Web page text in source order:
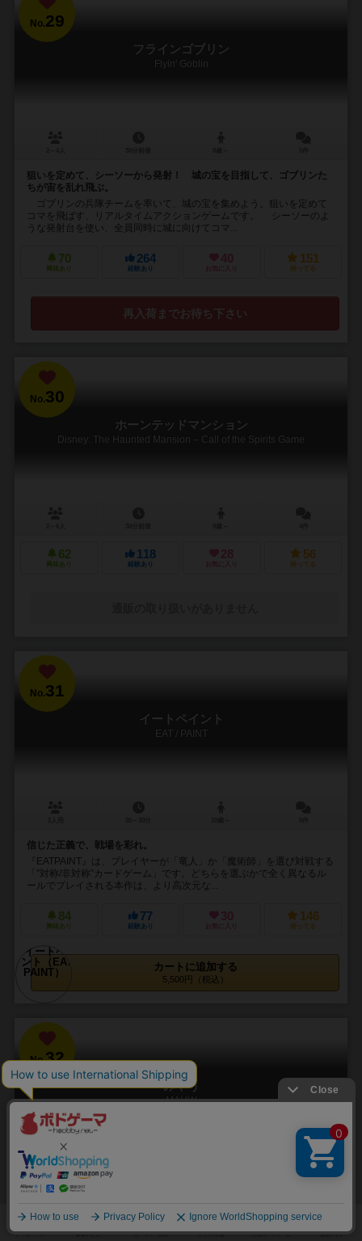
No.29
フラインゴブリン
Flyin' Goblin
狙いを定めて、シーソーから発射！ 城の宝を目指して、ゴブリンた
ちが宙を乱れ飛ぶ。
ゴブリンの兵隊チームを率いて、城の宝を集めよう。狙いを定めて
コマを飛ばす、リアルタイムアクションゲームです。 シーソーのよ
うな発射台を使い、全員同時に城に向けてコマ...
70
興味あり
264
経験あり
40
お気に入り
151
持ってる
再入荷までお待ち下さい
No.30
ホーンテッドマンション
Disney: The Haunted Mansion – Call of the Spirits Game
62
興味あり
118
経験あり
28
お気に入り
56
持ってる
No.31
イートペイント
EAT / PAINT
信じた正義で、戦場を彩れ。
『EATPAINT』は、プレイヤーが「竜人」か「魔術師」を選び対戦する
「”対称/非対称”カードゲーム」です。どちらを選ぶかで全く異なるル
ールでプレイされる本作は、より高次元な...
84
興味あり
77
経験あり
30
お気に入り
146
持ってる
カートに追加する
5,500円（税込）
No.32
みゃう
MAUW
2～6人
コで攻めるか、ネコで守るか、はたまた新しいネコの列を作るの
か……猫たちの9個の命をテーマにしたカードゲーム